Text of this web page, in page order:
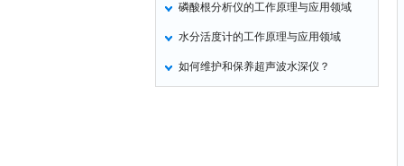
总氮测定仪
磷酸根分析仪的工作原理与应用领域
水分活度计的工作原理与应用领域
如何维护和保养超声波水深仪？